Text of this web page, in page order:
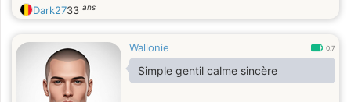
Dark2733 ans
Wallonie 0.7
Simple gentil calme sincère